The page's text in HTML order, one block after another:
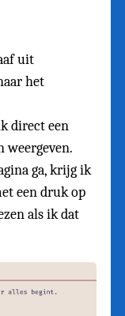
uit
het
direct een
weergeven.
ga, krijg ik
een druk op
als ik dat